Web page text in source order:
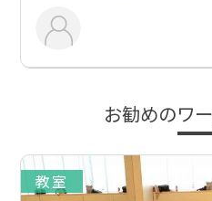
お勧めのワ
教室